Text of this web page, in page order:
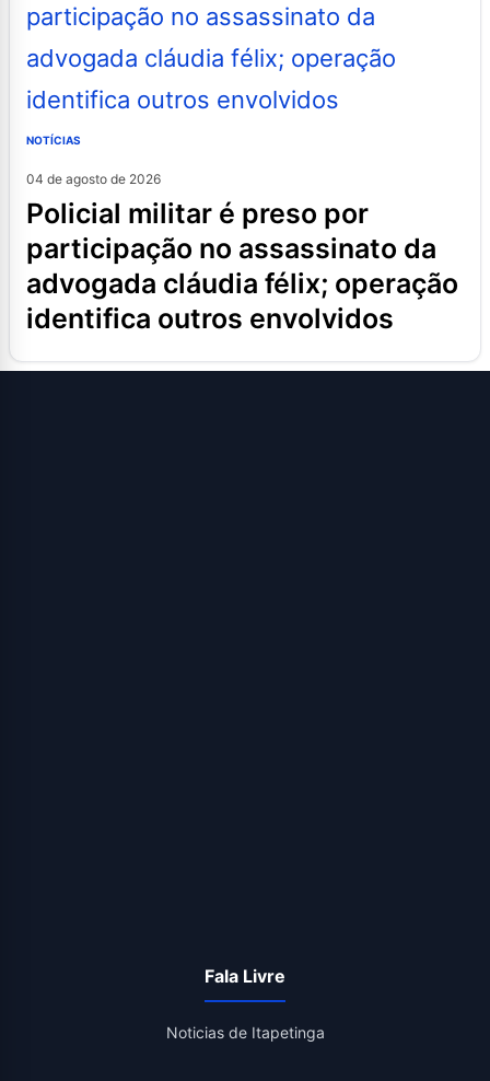
NOTÍCIAS
04 de agosto de 2026
policial militar é preso por
participação no assassinato da
advogada cláudia félix; operação
identifica outros envolvidos
Fala Livre
Noticias de Itapetinga